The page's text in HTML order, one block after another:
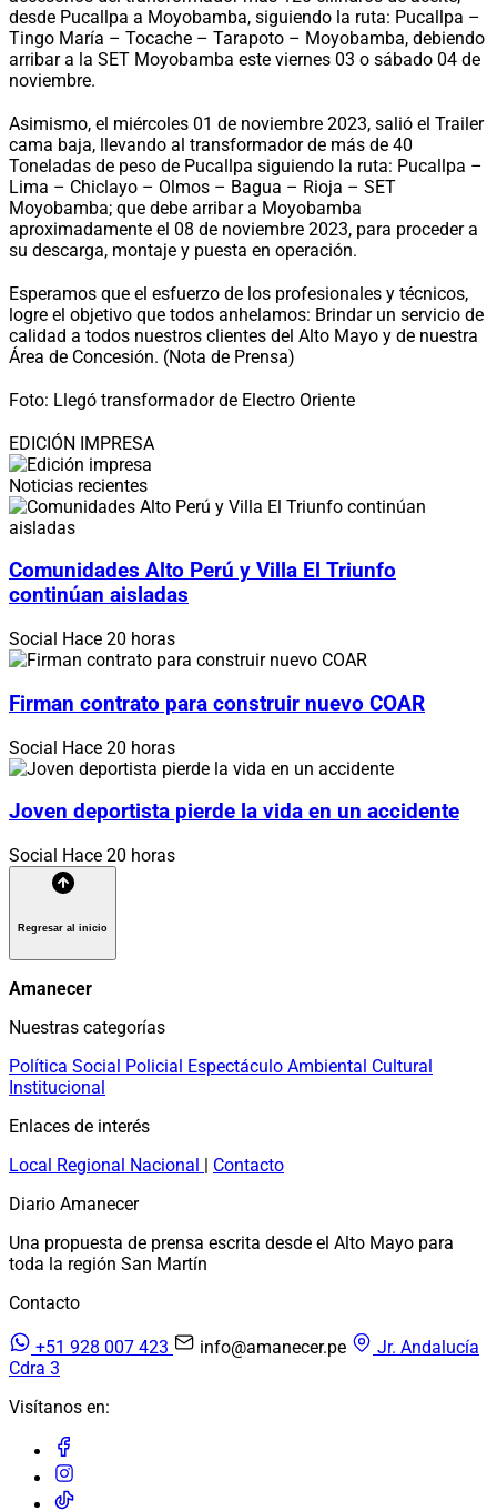
desde Pucallpa a Moyobamba, siguiendo la ruta: Pucallpa –
Tingo María – Tocache – Tarapoto – Moyobamba, debiendo
arribar a la SET Moyobamba este viernes 03 o sábado 04 de
noviembre.
Asimismo, el miércoles 01 de noviembre 2023, salió el Trailer
cama baja, llevando al transformador de más de 40
Toneladas de peso de Pucallpa siguiendo la ruta: Pucallpa –
Lima – Chiclayo – Olmos – Bagua – Rioja – SET
Moyobamba; que debe arribar a Moyobamba
aproximadamente el 08 de noviembre 2023, para proceder a
su descarga, montaje y puesta en operación.
Esperamos que el esfuerzo de los profesionales y técnicos,
logre el objetivo que todos anhelamos: Brindar un servicio de
calidad a todos nuestros clientes del Alto Mayo y de nuestra
Área de Concesión. (Nota de Prensa)
Foto: Llegó transformador de Electro Oriente
EDICIÓN IMPRESA
Noticias recientes
Comunidades Alto Perú y Villa El Triunfo
continúan aisladas
Social Hace 20 horas
Firman contrato para construir nuevo COAR
Social Hace 20 horas
Joven deportista pierde la vida en un accidente
Social Hace 20 horas
Regresar al inicio
Amanecer
Nuestras categorías
Política Social Policial Espectáculo Ambiental Cultural
Institucional
Enlaces de interés
Local Regional Nacional | Contacto
Diario Amanecer
Una propuesta de prensa escrita desde el Alto Mayo para
toda la región San Martín
Contacto
+51 928 007 423 info@amanecer.pe
Jr. Andalucía
Cdra 3
Visítanos en: